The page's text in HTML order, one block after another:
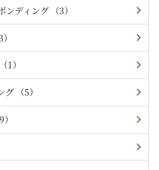
ンディング （3）
1）
（5）